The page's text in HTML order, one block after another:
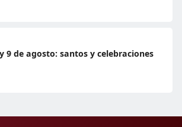
9 de agosto: santos y celebraciones